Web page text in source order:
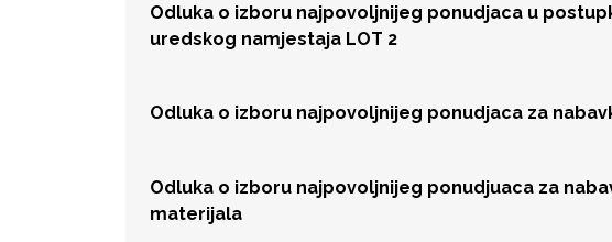
Odluka o izboru najpovoljnijeg ponudjaca u
uredskog namjestaja LOT 2
Odluka o izboru najpovoljnijeg ponudjaca za
Odluka o izboru najpovoljnijeg ponudjuaca za
materijala